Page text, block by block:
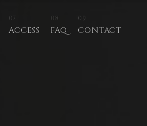
07
ACCESS
08
FAQ
09
CONTACT